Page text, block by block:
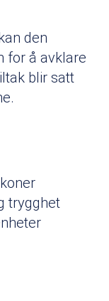
den
for å avklare
blir satt
trygghet